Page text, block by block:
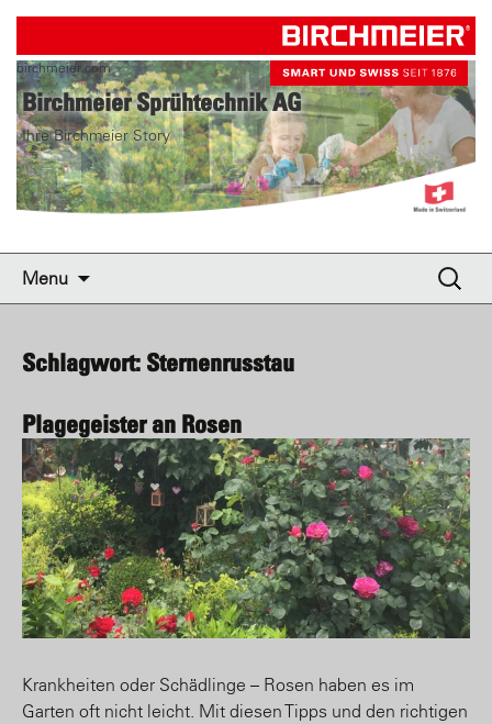
Birchmeier Sprühtechnik AG
Ihre Birchmeier Story
birchmeier.com
Menu
Suche
nach:
Schlagwort: Sternenrusstau
Plagegeister an Rosen
Krankheiten oder Schädlinge – Rosen haben es im
Garten oft nicht leicht. Mit diesen Tipps und den richtigen